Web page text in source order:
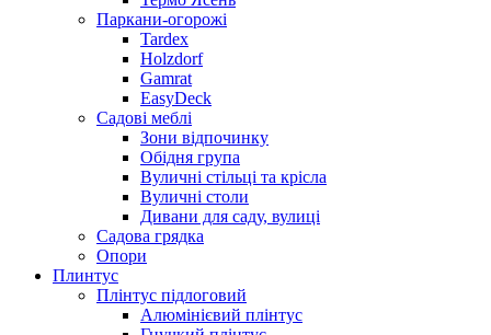
Паркани-огорожі
Tardex
Holzdorf
Gamrat
EasyDeck
Садові меблі
Зони відпочинку
Обідня група
Вуличні стільці та крісла
Вуличні столи
Дивани для саду, вулиці
Садова грядка
Опори
Плинтус
Плінтус підлоговий
Алюмінієвий плінтус